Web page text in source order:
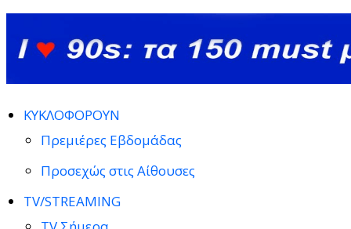
ΚΥΚΛΟΦΟΡΟΥΝ
Πρεμιέρες Εβδομάδας
Προσεχώς στις Αίθουσες
TV/STREAMING